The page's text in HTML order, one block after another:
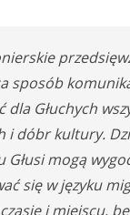
sposób
Głuchych
i dóbr kultury.
Głusi mogą
się w języku
i miejscu,